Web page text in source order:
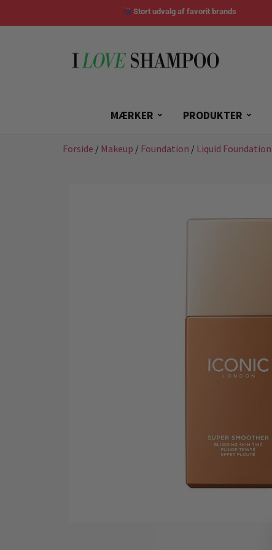
Stort udvalg af favorit brands
MÆRKER PRODUKTER
Forside / Makeup / Foundation / Liquid Foundation